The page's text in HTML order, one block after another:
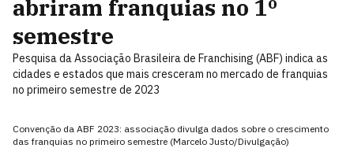
abriram franquias no 1º
semestre
Pesquisa da Associação Brasileira de Franchising (ABF) indica as
cidades e estados que mais cresceram no mercado de franquias
no primeiro semestre de 2023
Convenção da ABF 2023: associação divulga dados sobre o crescimento
das franquias no primeiro semestre (Marcelo Justo/Divulgação)